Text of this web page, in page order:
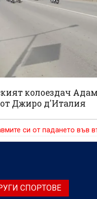
колоездач
от Джиро д'Италия
си от падането във
СПОРТОВЕ